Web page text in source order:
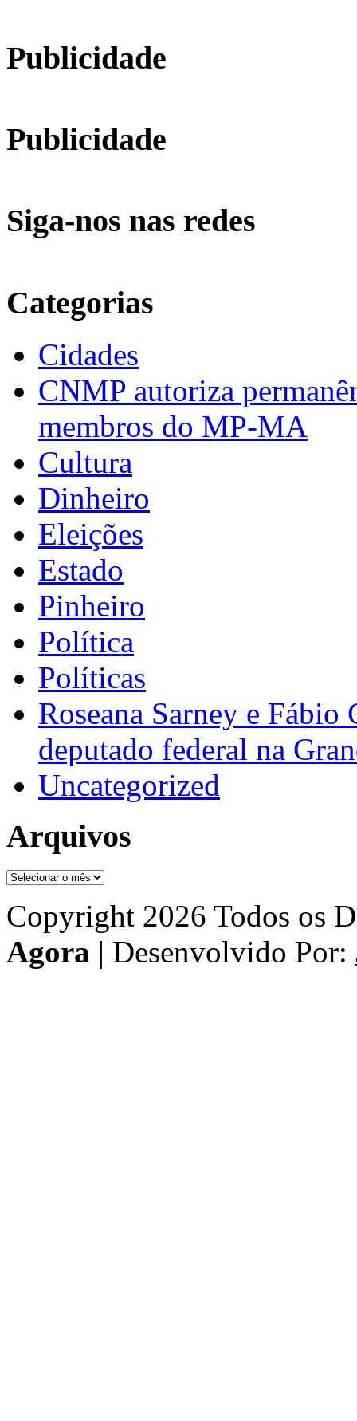
Publicidade
Publicidade
Siga-nos nas redes
Categorias
Cidades
CNMP autoriza
membros do MP-MA
Cultura
Dinheiro
Eleições
Estado
Pinheiro
Política
Políticas
Roseana Sarney e
deputado federal na
Uncategorized
Arquivos
Arquivos
Copyright 2026 Todos os
Agora | Desenvolvido Por: